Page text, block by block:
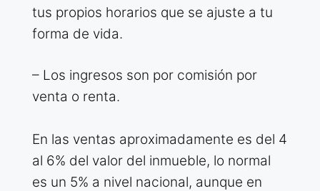
tus propios horarios que se ajuste a tu
forma de vida.
– Los ingresos son por comisión por
venta o renta.
En las ventas aproximadamente es del 4
al 6% del valor del inmueble, lo normal
es un 5% a nivel nacional, aunque en